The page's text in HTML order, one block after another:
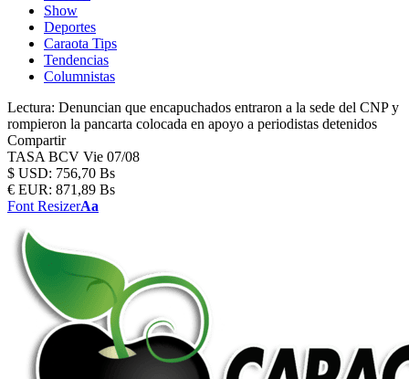
Show
Deportes
Caraota Tips
Tendencias
Columnistas
Lectura: Denuncian que encapuchados entraron a la sede del CNP y
rompieron la pancarta colocada en apoyo a periodistas detenidos
Compartir
TASA BCV Vie 07/08
$ USD: 756,70 Bs
€ EUR: 871,89 Bs
Font ResizerAa